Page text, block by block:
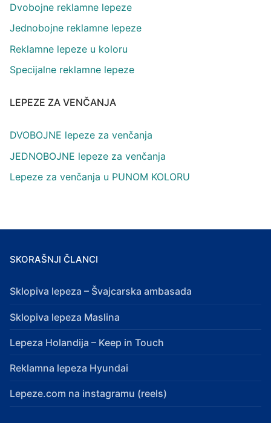
Dvobojne reklamne lepeze
Jednobojne reklamne lepeze
Reklamne lepeze u koloru
Specijalne reklamne lepeze
LEPEZE ZA VENČANJA
DVOBOJNE lepeze za venčanja
JEDNOBOJNE lepeze za venčanja
Lepeze za venčanja u PUNOM KOLORU
SKORAŠNJI ČLANCI
Sklopiva lepeza – Švajcarska ambasada
Sklopiva lepeza Maslina
Lepeza Holandija – Keep in Touch
Reklamna lepeza Hyundai
Lepeze.com na instagramu (reels)